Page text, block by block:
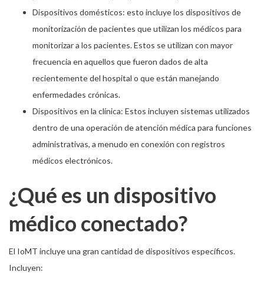
Dispositivos domésticos: esto incluye los dispositivos de
monitorización de pacientes que utilizan los médicos para
monitorizar a los pacientes. Estos se utilizan con mayor
frecuencia en aquellos que fueron dados de alta
recientemente del hospital o que están manejando
enfermedades crónicas.
Dispositivos en la clínica: Estos incluyen sistemas utilizados
dentro de una operación de atención médica para funciones
administrativas, a menudo en conexión con registros
médicos electrónicos.
¿Qué es un dispositivo
médico conectado?
El IoMT incluye una gran cantidad de dispositivos específicos.
Incluyen: